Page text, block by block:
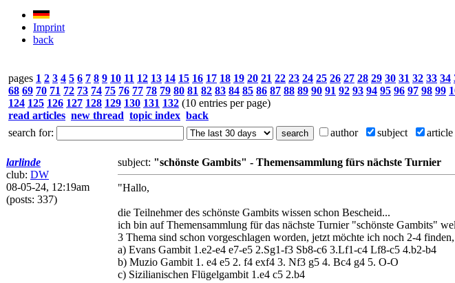
Imprint
back
pages 1 2 3 4 5 6 7 8 9 10 11 12 13 14 15 16 17 18 19 20 21 22 23 24 25 26 27 28 29 30 31 32 33 34
68 69 70 71 72 73 74 75 76 77 78 79 80 81 82 83 84 85 86 87 88 89 90 91 92 93 94 95 96 97 98 99
124 125 126 127 128 129 130 131 132 (10 entries per page)
read articles new thread topic index back
search for:
author subject article
larlinde
club: DW
08-05-24, 12:19am
(posts: 337)
subject: "schönste Gambits" - Themensammlung fürs nächste Turnier
"Hallo,
die Teilnehmer des schönste Gambits wissen schon Bescheid...
ich bin auf Themensammlung für das nächste Turnier "schönste Gambits"
3 Thema sind schon vorgeschlagen worden, jetzt möchte ich noch 2-4
a) Evans Gambit 1.e2-e4 e7-e5 2.Sg1-f3 Sb8-c6 3.Lf1-c4 Lf8-c5 4.b2-b4
b) Muzio Gambit 1. e4 e5 2. f4 exf4 3. Nf3 g5 4. Bc4 g4 5. O-O
c) Sizilianischen Flügelgambit 1.e4 c5 2.b4